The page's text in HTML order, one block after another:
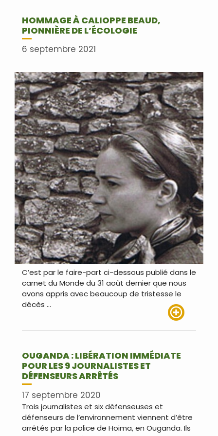
HOMMAGE À CALIOPPE BEAUD,
PIONNIÈRE DE L’ÉCOLOGIE
6 septembre 2021
C’est par le faire-part ci-dessous publié dans le
carnet du Monde du 31 août dernier que nous
avons appris avec beaucoup de tristesse le
décès …
OUGANDA : LIBÉRATION IMMÉDIATE
POUR LES 9 JOURNALISTES ET
DÉFENSEURS ARRÊTÉS
17 septembre 2020
Trois journalistes et six défenseuses et
défenseurs de l’environnement viennent d’être
arrêtés par la police de Hoima, en Ouganda. Ils